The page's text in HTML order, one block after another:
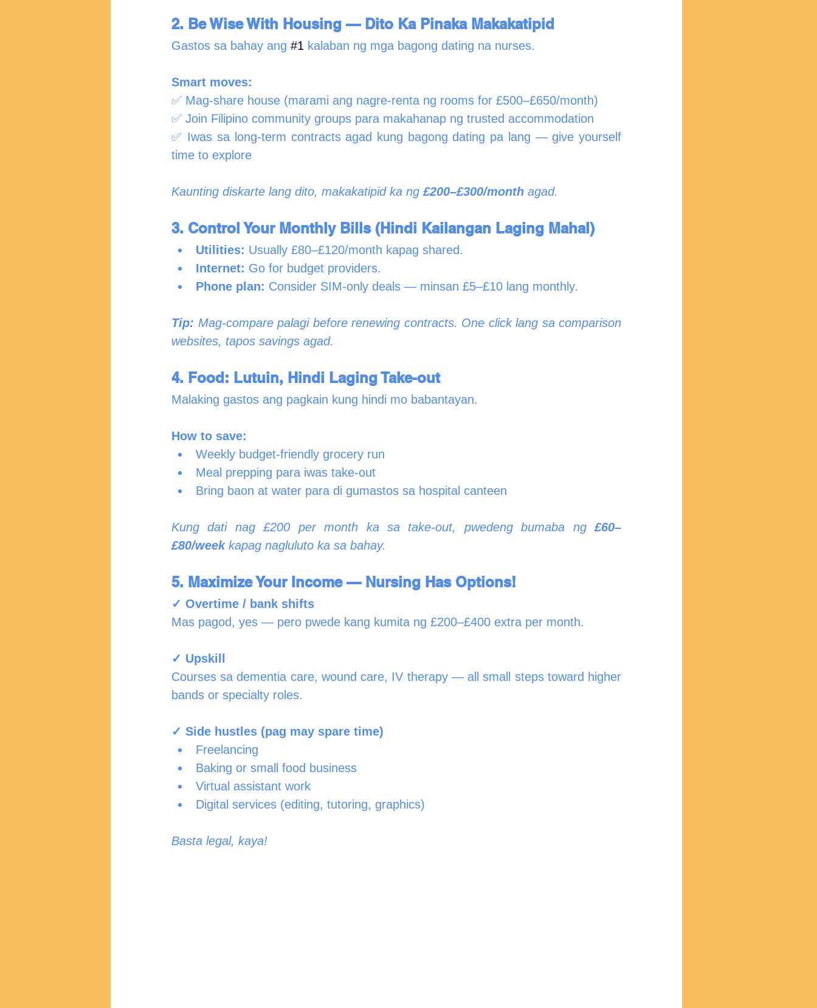
2. Be Wise With Housing — Dito Ka Pinaka Makakatipid
Gastos sa bahay ang #1 kalaban ng mga bagong dating na nurses.
Smart moves:
✅ Mag-share house (marami ang nagre-renta ng rooms for £500–£650/month)
✅ Join Filipino community groups para makahanap ng trusted accommodation
✅ Iwas sa long-term contracts agad kung bagong dating pa lang — give yourself
time to explore
Kaunting diskarte lang dito, makakatipid ka ng £200–£300/month agad.
3. Control Your Monthly Bills (Hindi Kailangan Laging Mahal)
Utilities: Usually £80–£120/month kapag shared.
Internet: Go for budget providers.
Phone plan: Consider SIM-only deals — minsan £5–£10 lang monthly.
Tip: Mag-compare palagi before renewing contracts. One click lang sa comparison
websites, tapos savings agad.
4. Food: Lutuin, Hindi Laging Take-out
Malaking gastos ang pagkain kung hindi mo babantayan.
How to save:
Weekly budget-friendly grocery run
Meal prepping para iwas take-out
Bring baon at water para di gumastos sa hospital canteen
Kung dati nag £200 per month ka sa take-out, pwedeng bumaba ng £60–
£80/week kapag nagluluto ka sa bahay.
5. Maximize Your Income — Nursing Has Options!
✓ Overtime / bank shifts
Mas pagod, yes — pero pwede kang kumita ng £200–£400 extra per month.
✓ Upskill
Courses sa dementia care, wound care, IV therapy — all small steps toward higher
bands or specialty roles.
✓ Side hustles (pag may spare time)
Freelancing
Baking or small food business
Virtual assistant work
Digital services (editing, tutoring, graphics)
Basta legal, kaya!